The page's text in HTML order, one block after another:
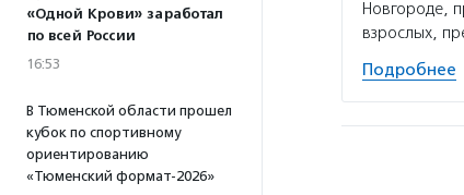
«Одной Крови» заработал
по всей России
16:53
В Тюменской области прошел
кубок по спортивному
ориентированию
«Тюменский формат-2026»
Новгороде,
взрослых,
Подробнее